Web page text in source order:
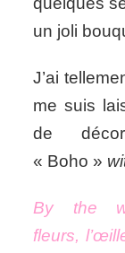
un joli
J’ai
me suis
de
« Boho »
By the
fleurs,